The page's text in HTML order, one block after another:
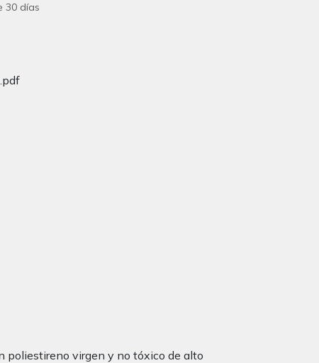
30 días
poliestireno virgen y no tóxico de alto